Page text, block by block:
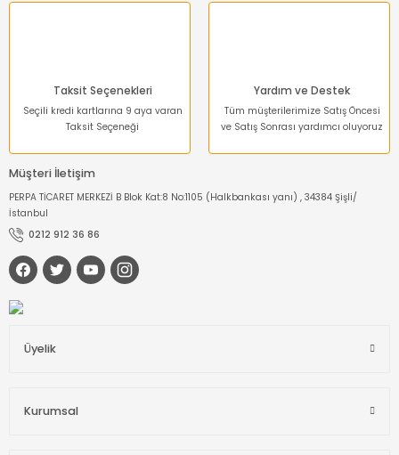
Taksit Seçenekleri
Seçili kredi kartlarına 9 aya varan
Taksit Seçeneği
Yardım ve Destek
Tüm müşterilerimize Satış Öncesi
ve Satış Sonrası yardımcı oluyoruz
Müşteri İletişim
PERPA TİCARET MERKEZİ B Blok Kat:8 No:1105 (Halkbankası yanı) , 34384 Şişli/
İstanbul
0212 912 36 86
Üyelik
Kurumsal